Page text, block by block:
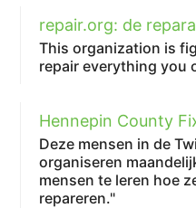
repair.org: de
This organization is
repair everything you
Hennepin County
Deze mensen in de
organiseren
mensen te leren hoe
repareren."